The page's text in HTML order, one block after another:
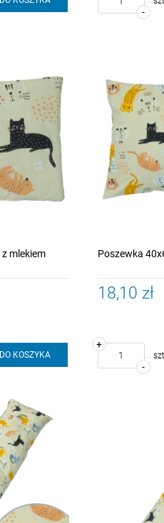
-
mlekiem
DO KOSZYKA
Poszewka
18,10 zł
-
+